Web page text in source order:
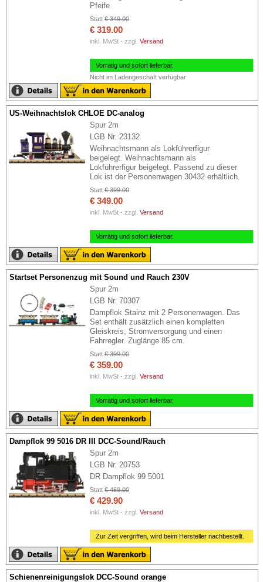
Pfeife
Statt € 349.00
€ 319.00
inkl. MwSt - zzgl. Versand
Vorrätig und sofort lieferbar.
Nicht im Ladengeschäft verfügbar
US-Weihnachtslok CHLOE DC-analog
Spur 2m
LGB Nr. 23132
Weihnachtsmann als Lokführerfigur
beigelegt. Weihnachtsmann als
Lokführerfigur beigelegt. Passend zu dieser
Lok ist der Personenwagen 30432 erhältlich.
Statt € 399.00
€ 349.00
inkl. MwSt - zzgl. Versand
Vorrätig und sofort lieferbar.
Startset Personenzug mit Sound und Rauch 230V
Spur 2m
LGB Nr. 70307
Dampflok Stainz mit 2 Personenwagen. Das
Set enthält zusätzlich einen kompletten
Gleiskreis, Stromversorgung und einen
Fahrregler. Zuglänge 85 cm.
Statt € 399.00
€ 359.00
inkl. MwSt - zzgl. Versand
Vorrätig und sofort lieferbar.
Dampflok 99 5016 DR III DCC-Sound/Rauch
Spur 2m
LGB Nr. 20753
DR Dampflok 99 5001
Statt € 469.00
€ 429.90
inkl. MwSt - zzgl. Versand
Zur Zeit vergriffen, wird beim Hersteller nachbestellt.
Schienenreinigungslok DCC-Sound orange